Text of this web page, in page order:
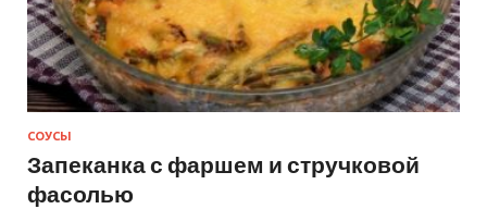
СОУСЫ
Запеканка с фаршем и стручковой
фасолью